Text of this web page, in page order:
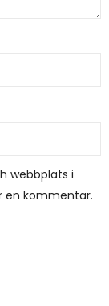
webbplats i
en kommentar.